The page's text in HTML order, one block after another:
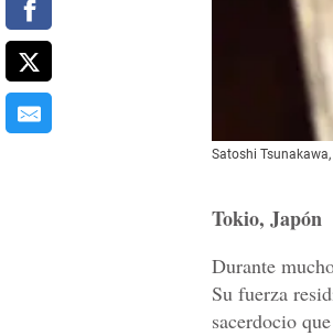
Satoshi
Tokio, Japón
Durante
Su fuerza
sacerdocio